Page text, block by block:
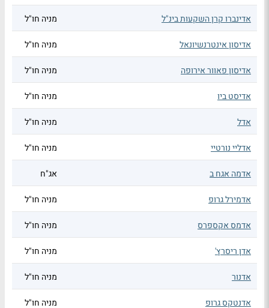
אדינברו קרן השקעות בינ"ל מניה חו"ל
אדיסון אינטרנשיונאל מניה חו"ל
אדיסון פאוור אירופה מניה חו"ל
אדיסט ביו מניה חו"ל
אדל מניה חו"ל
אדליי נורטיי מניה חו"ל
אדמה אגח ב אג"ח
אדמירל גרופ מניה חו"ל
אדמס אקספרס מניה חו"ל
אדן ריסרץ' מניה חו"ל
אדנור מניה חו"ל
אדנטקס גרופ מניה חו"ל